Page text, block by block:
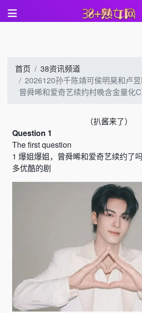
首页
38资讯频道
2026120孙千陈靖可侯明昊和卢
曾舜晞和爱奇艺续约村晚含金量化
（扒酱来了）
Question 1
The first question
1 爆姐爆姐，曾舜晞和爱奇艺续约了
多优酷的剧